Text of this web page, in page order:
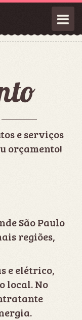
e serviços
orçamento!
São Paulo
regiões,
e elétrico,
local. No